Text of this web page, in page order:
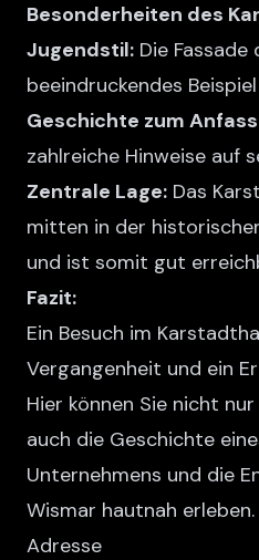
Besonderheiten des
Jugendstil: Die
beeindruckendes
Geschichte zum
zahlreiche Hinweise auf
Zentrale Lage: Das
mitten in der
und ist somit gut
Fazit:
Ein Besuch im
Vergangenheit und ein
Hier können Sie nicht
auch die Geschichte
Unternehmens und die
Wismar hautnah erleben.
Adresse